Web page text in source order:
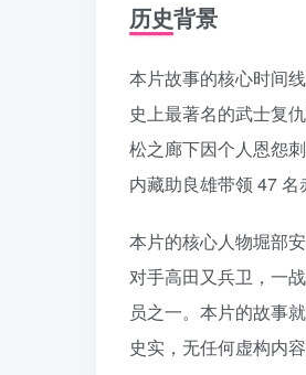
历史背景
本片故事的核心时间
史上最著名的武士复
松之廊下因个人恩怨
内藏助良雄带领 47
本片的核心人物堀部
对手高田又兵卫，一
员之一。本片的故事
史实，无任何虚构内容